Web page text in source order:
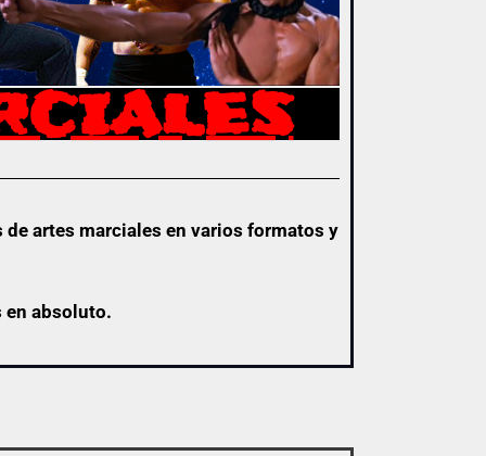
artes marciales en varios formatos y
en absoluto.